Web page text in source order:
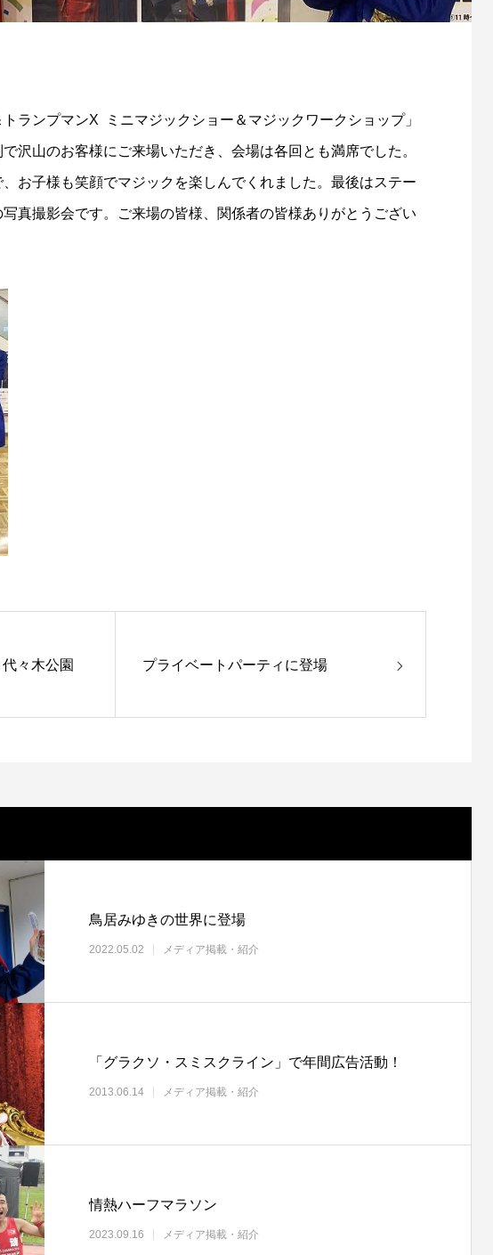
ランプマンX ミニマジックショー＆マジックワークショップ」
沢山のお客様にご来場いただき、会場は各回とも満席でした。
お子様も笑顔でマジックを楽しんでくれました。最後はステー
真撮影会です。ご来場の皆様、関係者の皆様ありがとうござい
々木公園 プライベートパーティに登場
鳥居みゆきの世界に登場
2022.05.02 メディア掲載・紹介
「グラクソ・スミスクライン」で年間広告活動！
2013.06.14 メディア掲載・紹介
情熱ハーフマラソン
2023.09.16 メディア掲載・紹介